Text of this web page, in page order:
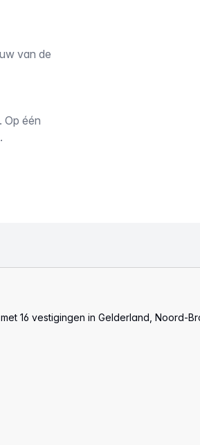
van de
Op één
16 vestigingen in Gelderland, Noord-